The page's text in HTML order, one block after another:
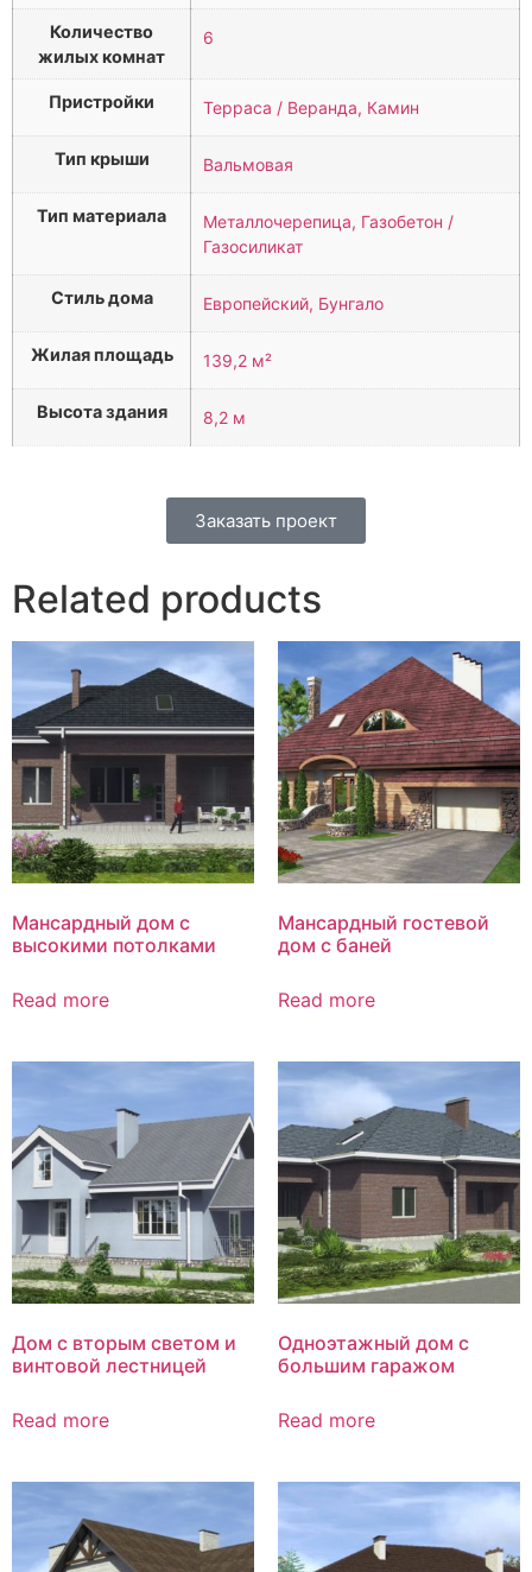
Количество
жилых комнат
6
Пристройки Терраса / Веранда, Камин
Тип крыши Вальмовая
Тип материала
Металлочерепица, Газобетон /
Газосиликат
Стиль дома Европейский, Бунгало
Жилая площадь 139,2 м²
Высота здания 8,2 м
Заказать проект
Related products
Мансардный дом с
высокими потолками
Read more
Мансардный гостевой
дом с баней
Read more
Дом с вторым светом и
винтовой лестницей
Read more
Одноэтажный дом с
большим гаражом
Read more